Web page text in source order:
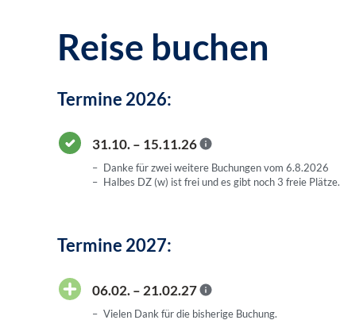
Reise buchen
Termine 2026:
31.10. – 15.11.26
Danke für zwei weitere Buchungen vom 6.8.2026
Halbes DZ (w) ist frei und es gibt noch 3 freie Plätze.
Termine 2027:
06.02. – 21.02.27
Vielen Dank für die bisherige Buchung.